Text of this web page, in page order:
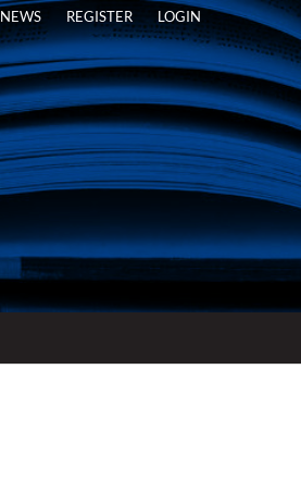
NEWS REGISTER LOGIN